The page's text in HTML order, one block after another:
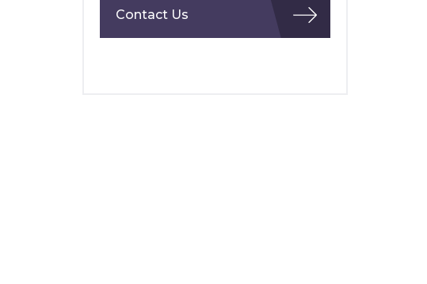
Contact Us